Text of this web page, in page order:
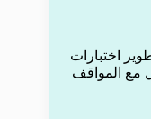
اختبارات
مع المواقف